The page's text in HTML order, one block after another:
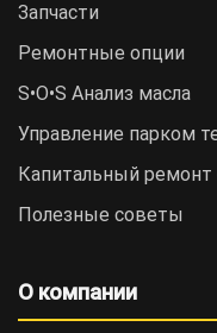
Запчасти
Ремонтные опции
S•O•S Анализ масла
Управление парком
Капитальный ремонт
Полезные советы
О компании